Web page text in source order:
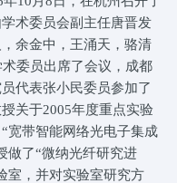
术委员会副主任唐晋发
余金中，王涌天，骆清
委员出席了会议，成都
代表张小民委员参加了
关于2005年度重点实验
宽带智能网络光电子集成
做了“微纳光纤研究进
室，并对实验室研究方